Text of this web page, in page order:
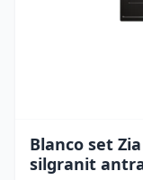
Blanco set
silgranit